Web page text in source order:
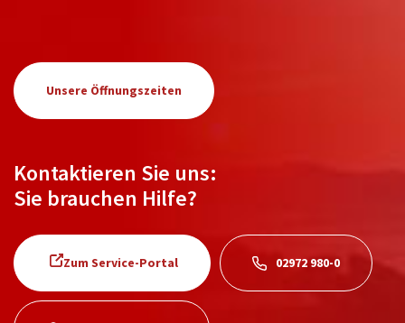
Unsere Öffnungszeiten
Kontaktieren Sie uns:
Sie brauchen Hilfe?
Zum Service-Portal 02972 980-0